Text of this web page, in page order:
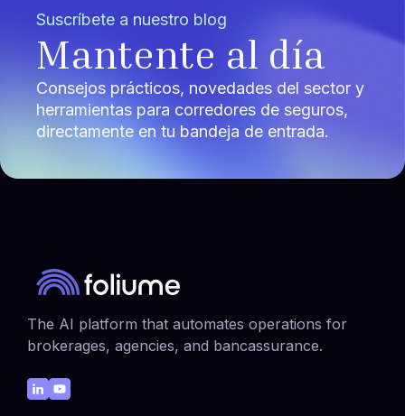
Suscríbete a nuestro blog
Mantente al día
Consejos prácticos, novedades del sector y
herramientas para corredores de seguros,
directamente en tu bandeja de entrada.
The AI platform that automates operations for
brokerages, agencies, and bancassurance.